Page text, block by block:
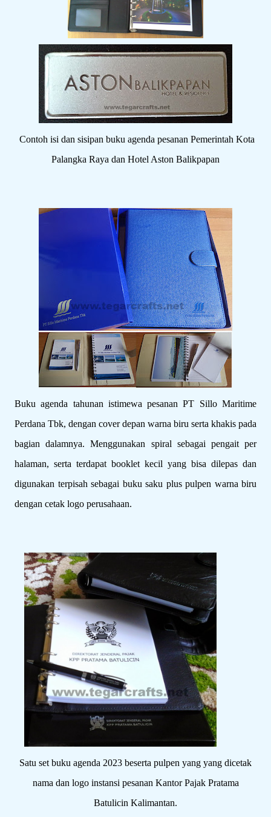
Contoh isi dan sisipan buku agenda pesanan Pemerintah Kota
Palangka Raya dan Hotel Aston Balikpapan
Buku agenda tahunan istimewa pesanan PT Sillo Maritime
Perdana Tbk, dengan cover depan warna biru serta khakis pada
bagian dalamnya. Menggunakan spiral sebagai pengait per
halaman, serta terdapat booklet kecil yang bisa dilepas dan
digunakan terpisah sebagai buku saku plus pulpen warna biru
dengan cetak logo perusahaan.
Satu set buku agenda 2023 beserta pulpen yang yang dicetak
nama dan logo instansi pesanan Kantor Pajak Pratama
Batulicin Kalimantan.